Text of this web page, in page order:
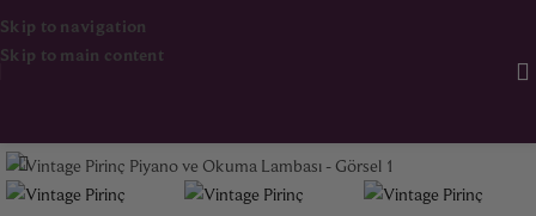
Skip to navigation
Skip to main content